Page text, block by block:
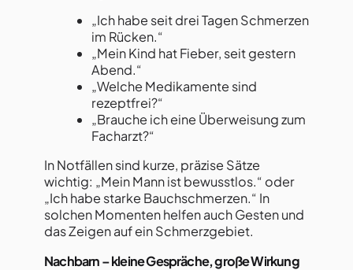
„Ich habe seit drei Tagen Schmerzen
im Rücken.“
„Mein Kind hat Fieber, seit gestern
Abend.“
„Welche Medikamente sind
rezeptfrei?“
„Brauche ich eine Überweisung zum
Facharzt?“
In Notfällen sind kurze, präzise Sätze
wichtig: „Mein Mann ist bewusstlos.“ oder
„Ich habe starke Bauchschmerzen.“ In
solchen Momenten helfen auch Gesten und
das Zeigen auf ein Schmerzgebiet.
Nachbarn – kleine Gespräche, große Wirkung